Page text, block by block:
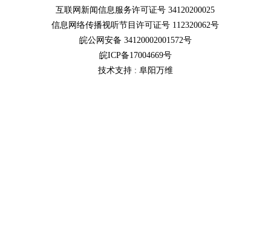
互联网新闻信息服务许可证号 34120200025
信息网络传播视听节目许可证号 112320062号
皖公网安备 34120002001572号
皖ICP备17004669号
技术支持 : 阜阳万维